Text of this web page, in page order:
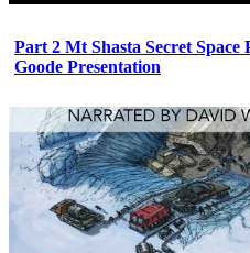
Part 2 Mt Shasta Secret
Goode Presentation